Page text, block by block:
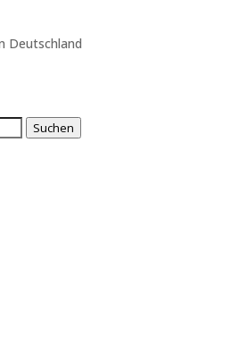
Deutschland
Suchen